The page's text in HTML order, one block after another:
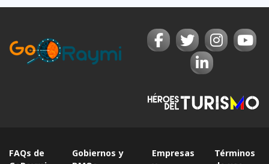
FAQs de
Gobiernos y
Empresas
Términos